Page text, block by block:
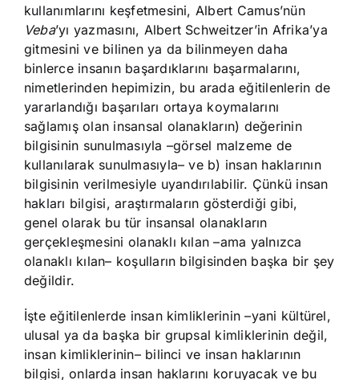
kullanımlarını keşfetmesini, Albert Camus’nün
Veba’yı yazmasını, Albert Schweitzer’in Afrika’ya
gitmesini ve bilinen ya da bilinmeyen daha
binlerce insanın başardıklarını başarmalarını,
nimetlerinden hepimizin, bu arada eğitilenlerin de
yararlandığı başarıları ortaya koymalarını
sağlamış olan insansal olanakların) değerinin
bilgisinin sunulmasıyla –görsel malzeme de
kullanılarak sunulmasıyla– ve b) insan haklarının
bilgisinin verilmesiyle uyandırılabilir. Çünkü insan
hakları bilgisi, araştırmaların gösterdiği gibi,
genel olarak bu tür insansal olanakların
gerçekleşmesini olanaklı kılan –ama yalnızca
olanaklı kılan– koşulların bilgisinden başka bir şey
değildir.
İşte eğitilenlerde insan kimliklerinin –yani kültürel,
ulusal ya da başka bir grupsal kimliklerinin değil,
insan kimliklerinin– bilinci ve insan haklarının
bilgisi, onlarda insan haklarını koruyacak ve bu